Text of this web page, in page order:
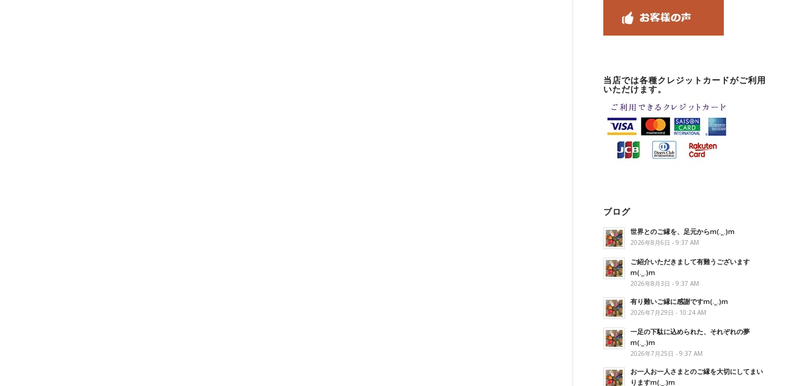
当店では各種クレジットカードがご利用
いただけます。
ブログ
世界とのご縁を、足元からm(._.)m
2026年8月6日 - 9:37 AM
ご紹介いただきまして有難うございます
m(._.)m
2026年8月3日 - 9:37 AM
有り難いご縁に感謝ですm(._.)m
2026年7月29日 - 10:24 AM
一足の下駄に込められた、それぞれの夢
m(._.)m
2026年7月25日 - 9:37 AM
お一人お一人さまとのご縁を大切にしてまい
りますm(._.)m